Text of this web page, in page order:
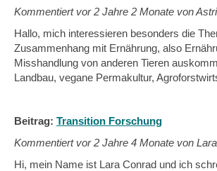
Kommentiert vor2 Jahre 2 Monate von
Hallo, mich interessieren besonders die
Zusammenhang mit Ernährung, also
Misshandlung von anderen Tieren
Landbau, vegane Permakultur,
Beitrag: Transition Forschung
Kommentiert vor2 Jahre 4 Monate von
Hi, mein Name ist Lara Conrad und ich